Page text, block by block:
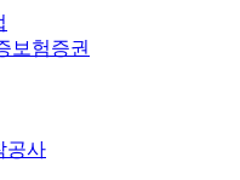
보험증권
공사